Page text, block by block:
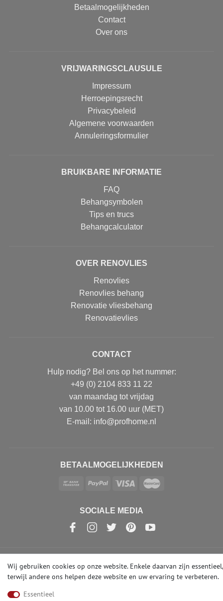
Betaalmogelijkheden
Contact
Over ons
VRIJWARINGSCLAUSULE
Impressum
Herroepingsrecht
Privacybeleid
Algemene voorwaarden
Annuleringsformulier
BRUIKBARE INFORMATIE
FAQ
Behangsymbolen
Tips en trucs
Behangcalculator
OVER RENOVLIES
Renovlies
Renovlies behang
Renovatie vliesbehang
Renovatievlies
CONTACT
Hulp nodig? Bel ons op het nummer:
+49 (0) 2104 833 11 22
van maandag tot vrijdag
van 10.00 tot 16.00 uur (MET)
E-mail: info@profhome.nl
BETAALMOGELIJKHEDEN
SOCIALE MEDIA
© Copyright 2026 | e-Delux GmbH
Wij gebruiken cookies op onze website. Enkele daarvan zijn essentieel,
terwijl andere ons helpen deze website en uw ervaring te verbeteren.
Essentieel